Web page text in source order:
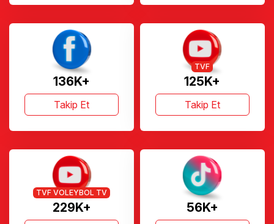
136K+
Takip Et
125K+
TVF
Takip Et
229K+
TVF VOLEYBOL TV
56K+